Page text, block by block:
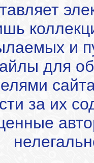
и
для
за их